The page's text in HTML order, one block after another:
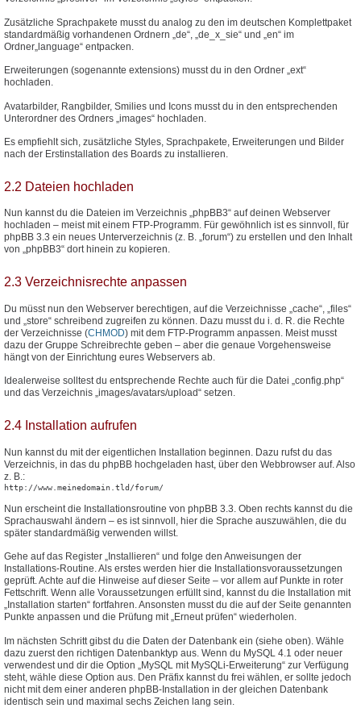
Zusätzliche Sprachpakete musst du analog zu den im deutschen Komplettpaket
standardmäßig vorhandenen Ordnern „de“, „de_x_sie“ und „en“ im
Ordner„language“ entpacken.
Erweiterungen (sogenannte extensions) musst du in den Ordner „ext“
hochladen.
Avatarbilder, Rangbilder, Smilies und Icons musst du in den entsprechenden
Unterordner des Ordners „images“ hochladen.
Es empfiehlt sich, zusätzliche Styles, Sprachpakete, Erweiterungen und Bilder
nach der Erstinstallation des Boards zu installieren.
2.2 Dateien hochladen
Nun kannst du die Dateien im Verzeichnis „phpBB3“ auf deinen Webserver
hochladen – meist mit einem FTP-Programm. Für gewöhnlich ist es sinnvoll, für
phpBB 3.3 ein neues Unterverzeichnis (z. B. „forum“) zu erstellen und den Inhalt
von „phpBB3“ dort hinein zu kopieren.
2.3 Verzeichnisrechte anpassen
Du müsst nun den Webserver berechtigen, auf die Verzeichnisse „cache“, „files“
und „store“ schreibend zugreifen zu können. Dazu musst du i. d. R. die Rechte
der Verzeichnisse (CHMOD) mit dem FTP-Programm anpassen. Meist musst
dazu der Gruppe Schreibrechte geben – aber die genaue Vorgehensweise
hängt von der Einrichtung eures Webservers ab.
Idealerweise solltest du entsprechende Rechte auch für die Datei „config.php“
und das Verzeichnis „images/avatars/upload“ setzen.
2.4 Installation aufrufen
Nun kannst du mit der eigentlichen Installation beginnen. Dazu rufst du das
Verzeichnis, in das du phpBB hochgeladen hast, über den Webbrowser auf. Also
z. B.:
http://www.meinedomain.tld/forum/
Nun erscheint die Installationsroutine von phpBB 3.3. Oben rechts kannst du die
Sprachauswahl ändern – es ist sinnvoll, hier die Sprache auszuwählen, die du
später standardmäßig verwenden willst.
Gehe auf das Register „Installieren“ und folge den Anweisungen der
Installations-Routine. Als erstes werden hier die Installationsvoraussetzungen
geprüft. Achte auf die Hinweise auf dieser Seite – vor allem auf Punkte in roter
Fettschrift. Wenn alle Voraussetzungen erfüllt sind, kannst du die Installation mit
„Installation starten“ fortfahren. Ansonsten musst du die auf der Seite genannten
Punkte anpassen und die Prüfung mit „Erneut prüfen“ wiederholen.
Im nächsten Schritt gibst du die Daten der Datenbank ein (siehe oben). Wähle
dazu zuerst den richtigen Datenbanktyp aus. Wenn du MySQL 4.1 oder neuer
verwendest und dir die Option „MySQL mit MySQLi-Erweiterung“ zur Verfügung
steht, wähle diese Option aus. Den Präfix kannst du frei wählen, er sollte jedoch
nicht mit dem einer anderen phpBB-Installation in der gleichen Datenbank
identisch sein und maximal sechs Zeichen lang sein.